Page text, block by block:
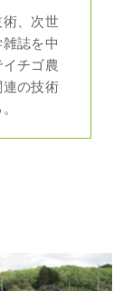
術、次世
誌を中
チゴ農
連の技術